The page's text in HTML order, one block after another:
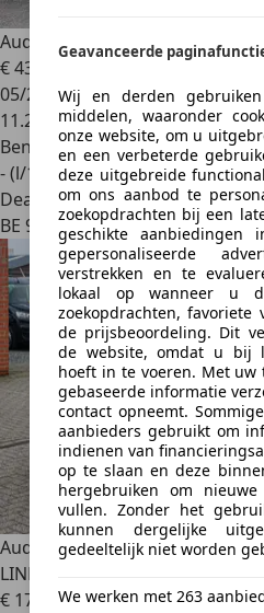
Audi A5Avant 2.0 TFSI S Tronic S
€ 43.900
05/2025
11.298 km
Benzine
- (l/100 km)
Dealer
BE 9100Sint-niklaas
Audi A5*S-
€ 17.950
Geavanceerde
Wij en derden gebruiken
middelen, waaronder
onze website, om u
en een verbeterde
deze uitgebreide
om ons aanbod te
zoekopdrachten bij een
geschikte
gepersonaliseerde
verstrekken en te
lokaal op wanneer u
zoekopdrachten,
de prijsbeoordeling. Dit
de website, omdat u bij
hoeft in te voeren. Met
gebaseerde informatie
contact opneemt.
aanbieders gebruikt om
indienen van
op te slaan en deze
hergebruiken om
vullen. Zonder het
kunnen dergelijke
gedeeltelijk niet worden
We werken met 263